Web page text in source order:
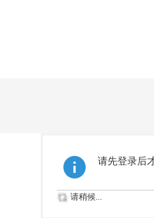
请先登录后
请稍候...